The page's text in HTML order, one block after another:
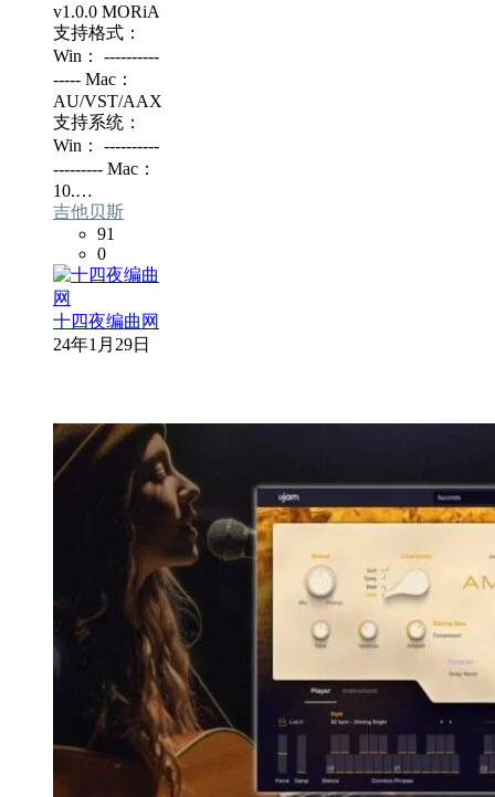
v1.0.0 MORiA
支持格式：
Win： ----------
----- Mac：
AU/VST/AAX
支持系统：
Win： ----------
--------- Mac：
10.…
吉他贝斯
91
0
十四夜编曲网
24年1月29日